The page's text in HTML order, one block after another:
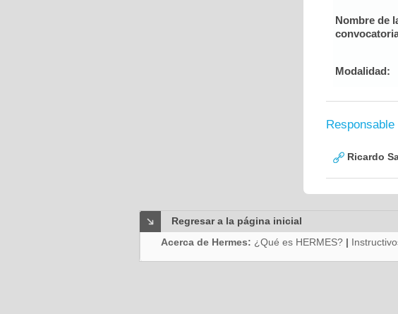
Nombre de
Modalidad:
Responsable
Ricardo
Regresar a la página inicial
Acerca de Hermes: ¿Qué es HERMES? |